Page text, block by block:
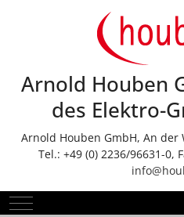
Arnold Houben
des Elektro-
Arnold Houben GmbH, An der
Tel.: +49 (0) 2236/96631-0,
Mobile Menu Toggle